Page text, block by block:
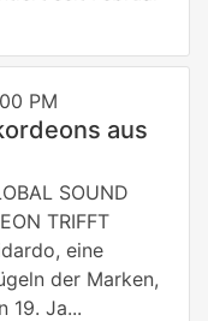
PM
aus
SOUND
TRIFFT
eine
der Marken,
19. Ja...